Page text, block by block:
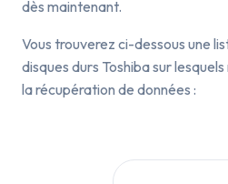
dès maintenant.
Vous trouverez ci-dessous une
disques durs Toshiba sur
la récupération de données :